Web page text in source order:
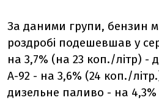
За даними групи, бензин
роздробі подешевшав у
на 3,7% (на 23 коп./літр) -
А-92 - на 3,6% (24 коп./
дизельне паливо - на 4,3%